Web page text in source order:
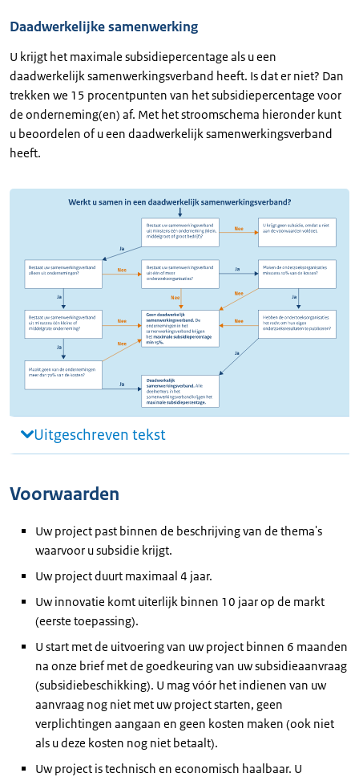
Daadwerkelijke samenwerking
U krijgt het maximale subsidiepercentage als u een
daadwerkelijk samenwerkingsverband heeft. Is dat er niet? Dan
trekken we 15 procentpunten van het subsidiepercentage voor
de onderneming(en) af. Met het stroomschema hieronder kunt
u beoordelen of u een daadwerkelijk samenwerkingsverband
heeft.
Uitgeschreven tekst
Voorwaarden
Uw project past binnen de beschrijving van de thema's
waarvoor u subsidie krijgt.
Uw project duurt maximaal 4 jaar.
Uw innovatie komt uiterlijk binnen 10 jaar op de markt
(eerste toepassing).
U start met de uitvoering van uw project binnen 6 maanden
na onze brief met de goedkeuring van uw subsidieaanvraag
(subsidiebeschikking). U mag vóór het indienen van uw
aanvraag nog niet met uw project starten, geen
verplichtingen aangaan en geen kosten maken (ook niet
als u deze kosten nog niet betaalt).
Uw project is technisch en economisch haalbaar. U